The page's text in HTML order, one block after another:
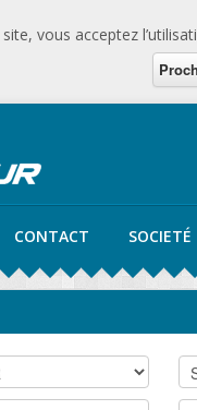
vous acceptez
CONTACT SOCIETÉ